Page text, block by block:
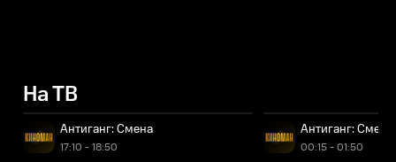
На ТВ
Антиганг: Смена
17:10 - 18:50
Антиганг: Смена
00:15 - 01:50